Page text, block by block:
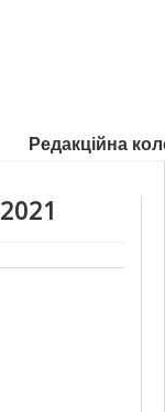
Редакційна